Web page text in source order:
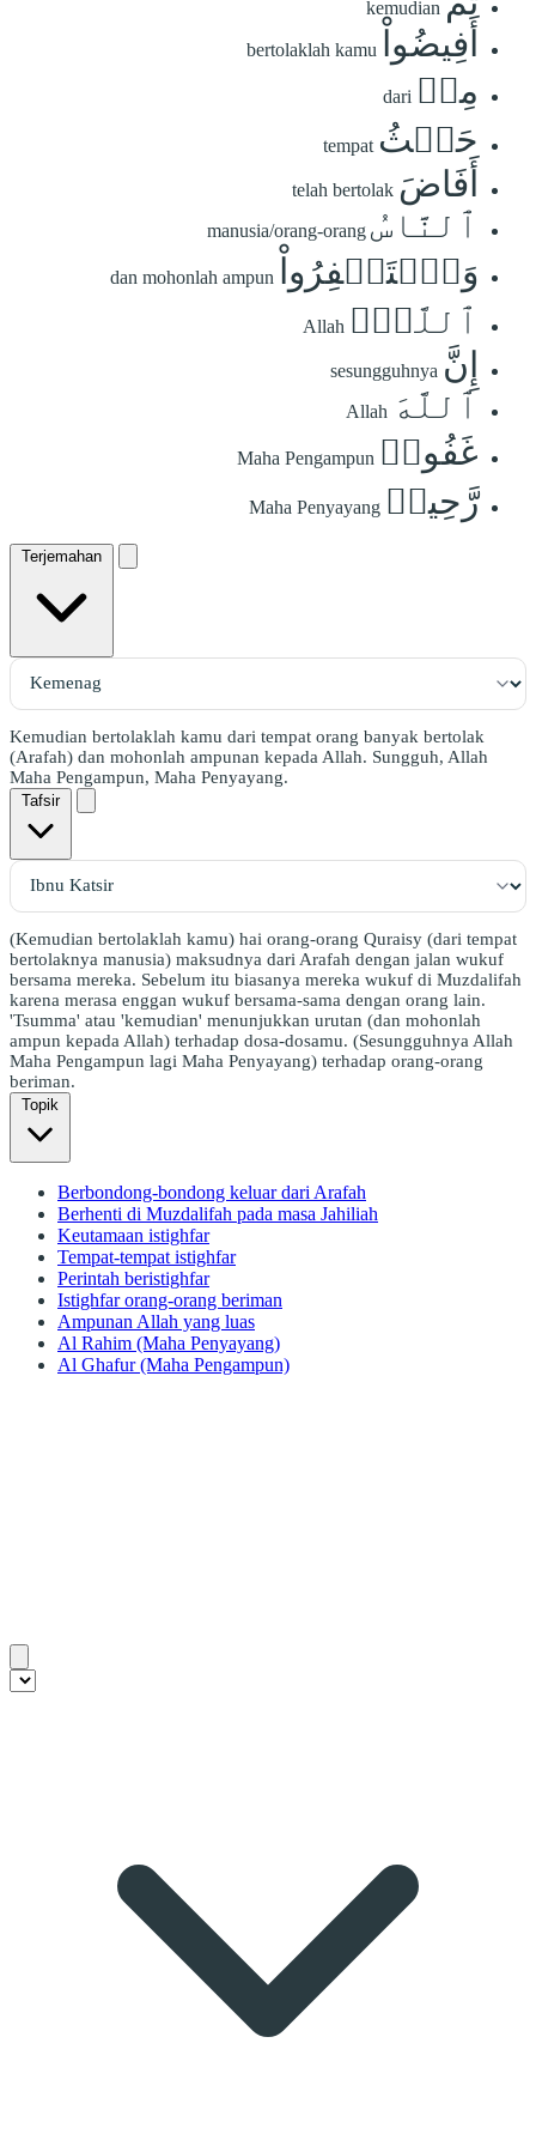
kemudian
أَفِيضُواْ bertolaklah kamu
مِنۡ dari
حَيۡثُ tempat
أَفَاضَ telah bertolak
ٱلنَّاسُ manusia/orang-orang
وَٱسۡتَغۡفِرُواْ dan mohonlah ampun
ٱللَّهَۚ Allah
إِنَّ sesungguhnya
ٱللَّهَ Allah
غَفُورٞ Maha Pengampun
رَّحِيمٞ Maha Penyayang
Terjemahan
Kemudian bertolaklah kamu dari tempat orang banyak bertolak
(Arafah) dan mohonlah ampunan kepada Allah. Sungguh, Allah
Maha Pengampun, Maha Penyayang.
Tafsir
(Kemudian bertolaklah kamu) hai orang-orang Quraisy (dari tempat
bertolaknya manusia) maksudnya dari Arafah dengan jalan wukuf
bersama mereka. Sebelum itu biasanya mereka wukuf di Muzdalifah
karena merasa enggan wukuf bersama-sama dengan orang lain.
'Tsumma' atau 'kemudian' menunjukkan urutan (dan mohonlah
ampun kepada Allah) terhadap dosa-dosamu. (Sesungguhnya Allah
Maha Pengampun lagi Maha Penyayang) terhadap orang-orang
beriman.
Topik
Berbondong-bondong keluar dari Arafah
Berhenti di Muzdalifah pada masa Jahiliah
Keutamaan istighfar
Tempat-tempat istighfar
Perintah beristighfar
Istighfar orang-orang beriman
Ampunan Allah yang luas
Al Rahim (Maha Penyayang)
Al Ghafur (Maha Pengampun)